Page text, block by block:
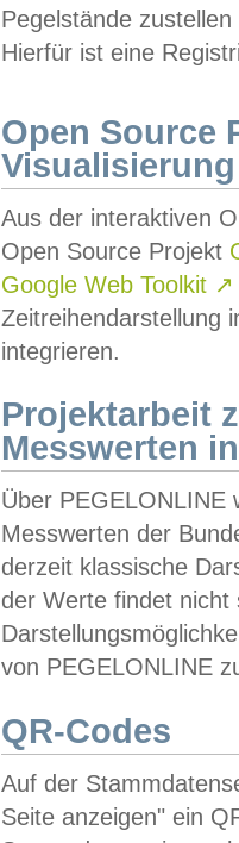
Pegelstände
Hierfür ist eine
Open Source
Visualisierung
Aus der interaktiven
Open Source Projekt
Google Web Toolkit ↗
Zeitreihendarstellung
integrieren.
Projektarbeit
Messwerten
Über PEGELONLINE
Messwerten der
derzeit klassische
der Werte findet
von PEGELONLINE
QR-Codes
Auf der
Seite anzeigen" ein